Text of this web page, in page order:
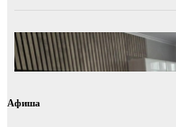
Афиша